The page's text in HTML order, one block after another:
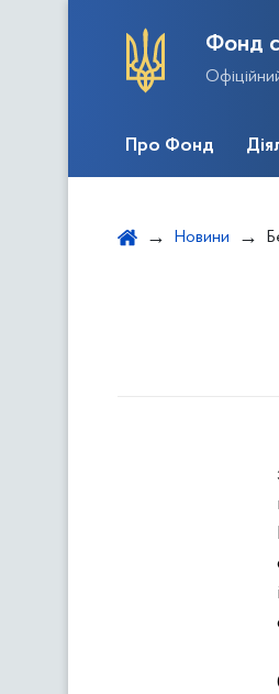
Фонд
Про Фонд
Новини